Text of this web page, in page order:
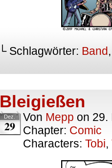
└ Schlagwörter: Band
Bleigießen
Dez.
29
Von Mepp on 29.
Chapter: Comic
Characters: Tobi,